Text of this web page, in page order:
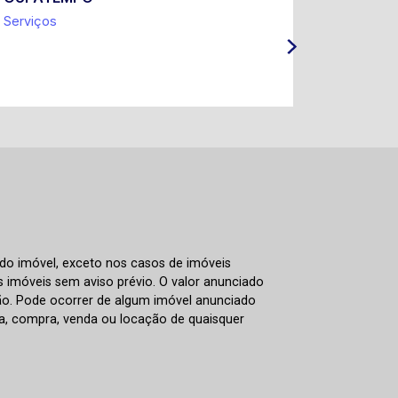
Serviços
imóvel, exceto nos casos de imóveis
sem aviso prévio. O valor anunciado
Pode ocorrer de algum imóvel anunciado
compra, venda ou locação de quaisquer